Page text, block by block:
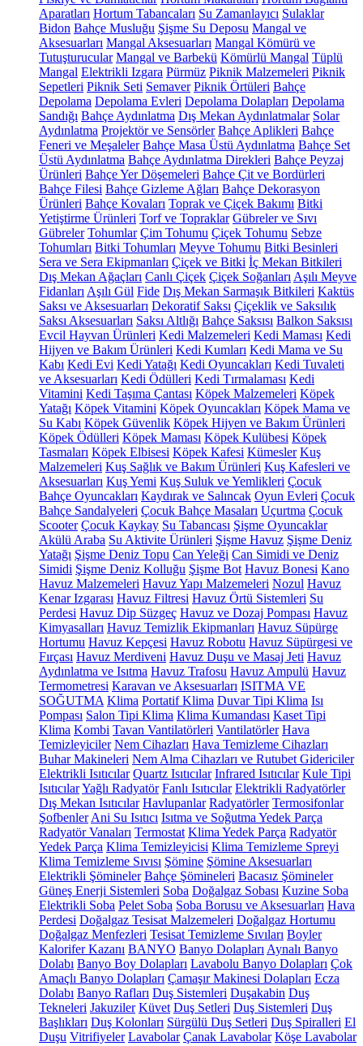
Aparatları Hortum Tabancaları Su Zamanlayıcı Sulaklar
Bidon Bahçe Musluğu Şişme Su Deposu Mangal ve
Aksesuarları Mangal Aksesuarları Mangal Kömürü ve
Tutuşturucular Mangal ve Barbekü Kömürlü Mangal Tüplü
Mangal Elektrikli Izgara Pürmüz Piknik Malzemeleri Piknik
Sepetleri Piknik Seti Semaver Piknik Örtüleri Bahçe
Depolama Depolama Evleri Depolama Dolapları Depolama
Sandığı Bahçe Aydınlatma Dış Mekan Aydınlatmalar Solar
Aydınlatma Projektör ve Sensörler Bahçe Aplikleri Bahçe
Feneri ve Meşaleler Bahçe Masa Üstü Aydınlatma Bahçe Set
Üstü Aydınlatma Bahçe Aydınlatma Direkleri Bahçe Peyzaj
Ürünleri Bahçe Yer Döşemeleri Bahçe Çit ve Bordürleri
Bahçe Filesi Bahçe Gizleme Ağları Bahçe Dekorasyon
Ürünleri Bahçe Kovaları Toprak ve Çiçek Bakımı Bitki
Yetiştirme Ürünleri Torf ve Topraklar Gübreler ve Sıvı
Gübreler Tohumlar Çim Tohumu Çiçek Tohumu Sebze
Tohumları Bitki Tohumları Meyve Tohumu Bitki Besinleri
Sera ve Sera Ekipmanları Çiçek ve Bitki İç Mekan Bitkileri
Dış Mekan Ağaçları Canlı Çiçek Çiçek Soğanları Aşılı Meyve
Fidanları Aşılı Gül Fide Dış Mekan Sarmaşık Bitkileri Kaktüs
Saksı ve Aksesuarları Dekoratif Saksı Çiçeklik ve Saksılık
Saksı Aksesuarları Saksı Altlığı Bahçe Saksısı Balkon Saksısı
Evcil Hayvan Ürünleri Kedi Malzemeleri Kedi Maması Kedi
Hijyen ve Bakım Ürünleri Kedi Kumları Kedi Mama ve Su
Kabı Kedi Evi Kedi Yatağı Kedi Oyuncakları Kedi Tuvaleti
ve Aksesuarları Kedi Ödülleri Kedi Tırmalaması Kedi
Vitamini Kedi Taşıma Çantası Köpek Malzemeleri Köpek
Yatağı Köpek Vitamini Köpek Oyuncakları Köpek Mama ve
Su Kabı Köpek Güvenlik Köpek Hijyen ve Bakım Ürünleri
Köpek Ödülleri Köpek Maması Köpek Kulübesi Köpek
Tasmaları Köpek Elbisesi Köpek Kafesi Kümesler Kuş
Malzemeleri Kuş Sağlık ve Bakım Ürünleri Kuş Kafesleri ve
Aksesuarları Kuş Yemi Kuş Suluk ve Yemlikleri Çocuk
Bahçe Oyuncakları Kaydırak ve Salıncak Oyun Evleri Çocuk
Bahçe Sandalyeleri Çocuk Bahçe Masaları Uçurtma Çocuk
Scooter Çocuk Kaykay Su Tabancası Şişme Oyuncaklar
Akülü Araba Su Aktivite Ürünleri Şişme Havuz Şişme Deniz
Yatağı Şişme Deniz Topu Can Yeleği Can Simidi ve Deniz
Simidi Şişme Deniz Kolluğu Şişme Bot Havuz Bonesi Kano
Havuz Malzemeleri Havuz Yapı Malzemeleri Nozul Havuz
Kenar Izgarası Havuz Filtresi Havuz Örtü Sistemleri Su
Perdesi Havuz Dip Süzgeç Havuz ve Dozaj Pompası Havuz
Kimyasalları Havuz Temizlik Ekipmanları Havuz Süpürge
Hortumu Havuz Kepçesi Havuz Robotu Havuz Süpürgesi ve
Fırçası Havuz Merdiveni Havuz Duşu ve Masaj Jeti Havuz
Aydınlatma ve Isıtma Havuz Trafosu Havuz Ampulü Havuz
Termometresi Karavan ve Aksesuarları ISITMA VE
SOĞUTMA Klima Portatif Klima Duvar Tipi Klima Isı
Pompası Salon Tipi Klima Klima Kumandası Kaset Tipi
Klima Kombi Tavan Vantilatörleri Vantilatörler Hava
Temizleyiciler Nem Cihazları Hava Temizleme Cihazları
Buhar Makineleri Nem Alma Cihazları ve Rutubet Gidericiler
Elektrikli Isıtıcılar Quartz Isıtıcılar Infrared Isıtıcılar Kule Tipi
IsıtıcılarYağlı Radyatör Fanlı Isıtıcılar Elektrikli Radyatörler
Dış Mekan Isıtıcılar Havlupanlar Radyatörler Termosifonlar
Şofbenler Ani Su Isıtıcı Isıtma ve Soğutma Yedek Parça
Radyatör Vanaları Termostat Klima Yedek Parça Radyatör
Yedek Parça Klima Temizleyicisi Klima Temizleme Spreyi
Klima Temizleme Sıvısı Şömine Şömine Aksesuarları
Elektrikli Şömineler Bahçe Şömineleri Bacasız Şömineler
Güneş Enerji Sistemleri Soba Doğalgaz Sobası Kuzine Soba
Elektrikli Soba Pelet Soba Soba Borusu ve Aksesuarları Hava
Perdesi Doğalgaz Tesisat Malzemeleri Doğalgaz Hortumu
Doğalgaz Menfezleri Tesisat Temizleme Sıvıları Boyler
Kalorifer Kazanı BANYO Banyo Dolapları Aynalı Banyo
Dolabı Banyo Boy Dolapları Lavabolu Banyo Dolapları Çok
Amaçlı Banyo Dolapları Çamaşır Makinesi Dolapları Ecza
Dolabı Banyo Rafları Duş Sistemleri Duşakabin Duş
Tekneleri Jakuziler Küvet Duş Setleri Duş Sistemleri Duş
Başlıkları Duş Kolonları Sürgülü Duş Setleri Duş Spiralleri El
Duşu Vitrifiyeler Lavabolar Çanak Lavabolar Köşe Lavabolar